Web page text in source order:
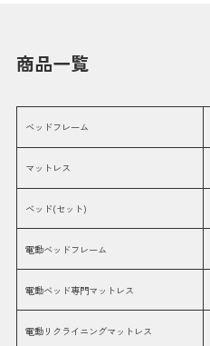
商品一覧
ベッドフレーム
マットレス
ベッド(セット)
電動ベッドフレーム
電動ベッド専門マットレス
電動リクライニングマットレス